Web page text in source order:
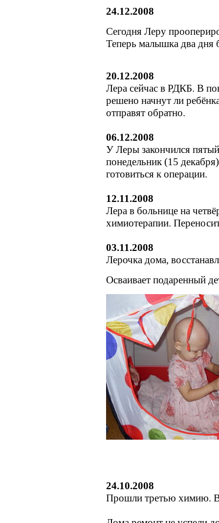
24.12.2008
Сегодня Леру
Теперь малышка два дня
20.12.2008
Лера сейчас в РДКБ. В
решено начнут ли
отправят обратно.
06.12.2008
У Леры закончился
понедельник (15
готовиться к операции.
12.11.2008
Лера в больнице на
химиотерапии.
03.11.2008
Лерочка дома,
Осваивает подаренный
24.10.2008
Прошли третью химию.